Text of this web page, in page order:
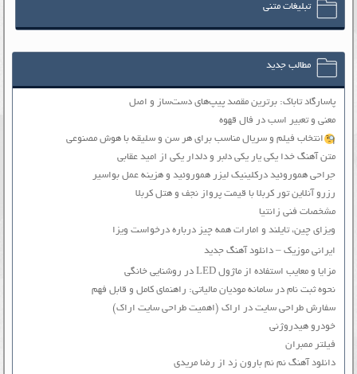
تبلیغات متنی
مطالب جدید
پاسارگاد تاباک: برترین مقصد پیپ‌های دست‌ساز و اصل
معنی و تعبیر اسب در فال قهوه
انتخاب فیلم و سریال مناسب برای هر سن و سلیقه با هوش مصنوعی
متن آهنگ خدا یکی یار یکی دلبر و دلدار یکی از امید عقابی
جراحی هموروئید درکلینیک لیزر هموروئید و هزینه عمل بواسیر
رزرو آنلاین تور کربلا با قیمت پرواز نجف و هتل کربلا
مشخصات فنی زانتیا
ویزای چین، تایلند و امارات همه چیز درباره درخواست ویزا
ایرانی موزیک – دانلود آهنگ جدید
مزایا و معایب استفاده از ماژول LED در روشنایی خانگی
نحوه ثبت نام در سامانه مودیان مالیاتی: راهنمای کامل و قابل فهم
سفارش طراحی سایت در اراک (اهمیت طراحی سایت اراک)
خودرو هیدروژنی
فیلتر ممبران
دانلود آهنگ نم نم بارون زد از رضا مریدی